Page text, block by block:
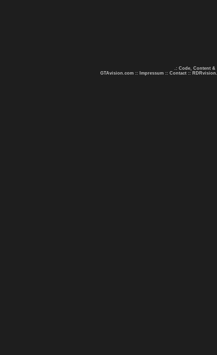
.: Code, Content &
GTAvision.com :: Impressum :: Contact ::